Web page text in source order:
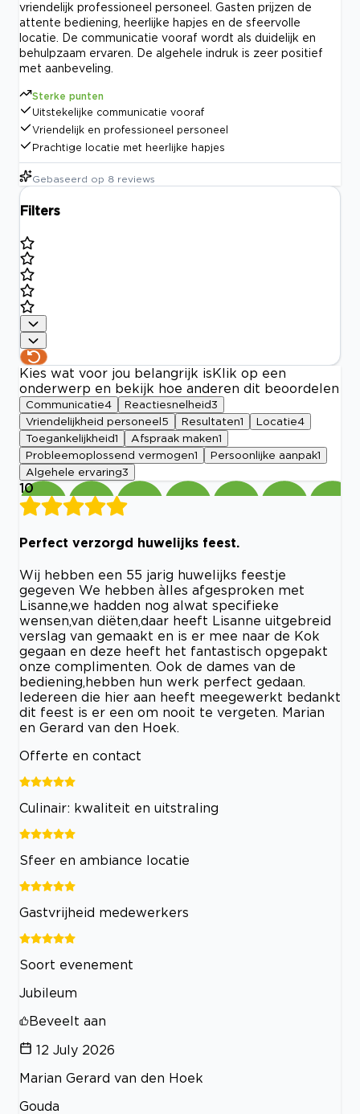
vriendelijk professioneel personeel. Gasten prijzen de
attente bediening, heerlijke hapjes en de sfeervolle
locatie. De communicatie vooraf wordt als duidelijk en
behulpzaam ervaren. De algehele indruk is zeer positief
met aanbeveling.
Sterke punten
Uitstekelijke communicatie vooraf
Vriendelijk en professioneel personeel
Prachtige locatie met heerlijke hapjes
Gebaseerd op 8 reviews
Filters
Kies wat voor jou belangrijk is Klik op een
onderwerp en bekijk hoe anderen dit beoordelen
Communicatie4 Reactiesnelheid3
Vriendelijkheid personeel 5 Resultaten1 Locatie4
Toegankelijkheid1 Afspraak maken1
Probleemoplossend vermogen1 Persoonlijke aanpak1
Algehele ervaring3
10
Perfect verzorgd huwelijks feest.
Wij hebben een 55 jarig huwelijks feestje
gegeven We hebben àlles afgesproken met
Lisanne,we hadden nog alwat specifieke
wensen,van diëten,daar heeft Lisanne uitgebreid
verslag van gemaakt en is er mee naar de Kok
gegaan en deze heeft het fantastisch opgepakt
onze complimenten. Ook de dames van de
bediening,hebben hun werk perfect gedaan.
Iedereen die hier aan heeft meegewerkt bedankt
dit feest is er een om nooit te vergeten. Marian
en Gerard van den Hoek.
Offerte en contact
Culinair: kwaliteit en uitstraling
Sfeer en ambiance locatie
Gastvrijheid medewerkers
Soort evenement
Jubileum
Beveelt aan
12 July 2026
Marian Gerard van den Hoek
Gouda